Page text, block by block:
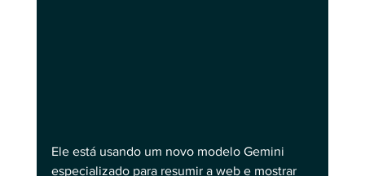
Ele está usando um novo modelo Gemini
especializado para resumir a web e mostrar